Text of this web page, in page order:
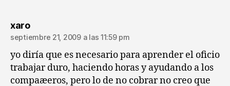
xarodice:
septiembre 21, 2009 a las 11:59 pm
yo diría que es necesario para aprender el oficio
trabajar duro, haciendo horas y ayudando a los
compaæeros, pero lo de no cobrar no creo que